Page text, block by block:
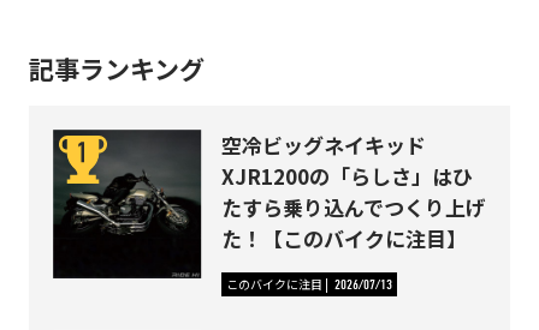
記事ランキング
空冷ビッグネイキッド
XJR1200の「らしさ」はひ
たすら乗り込んでつくり上げ
た！【このバイクに注目】
このバイクに注目 2026/07/13